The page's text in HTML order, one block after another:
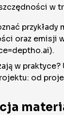
w
oraz emisji
w
od